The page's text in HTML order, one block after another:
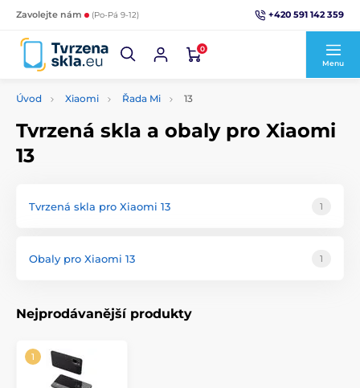
Zavolejte nám (Po-Pá 9-12) +420 591 142 359
0
Menu
Úvod Xiaomi Řada Mi 13
Tvrzená skla a obaly pro Xiaomi
13
Tvrzená skla pro Xiaomi 13 1
Obaly pro Xiaomi 13 1
Nejprodávanější produkty